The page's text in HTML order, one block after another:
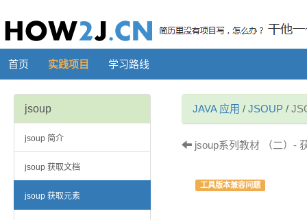
首页 实践项目 学习路线
jsoup
jsoup 简介
jsoup 获取文档
jsoup 获取元素
JAVA 应用 / JSOUP /
jsoup系列教材 （二）-
工具版本兼容问题